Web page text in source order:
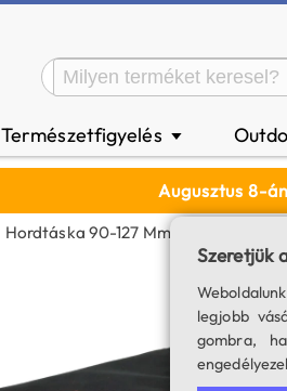
Természetfigyelés ▼
Augusztus 8-
Hordtáska 90-127 Mm SC/MC
Szeretjük
legjobb
gombra,